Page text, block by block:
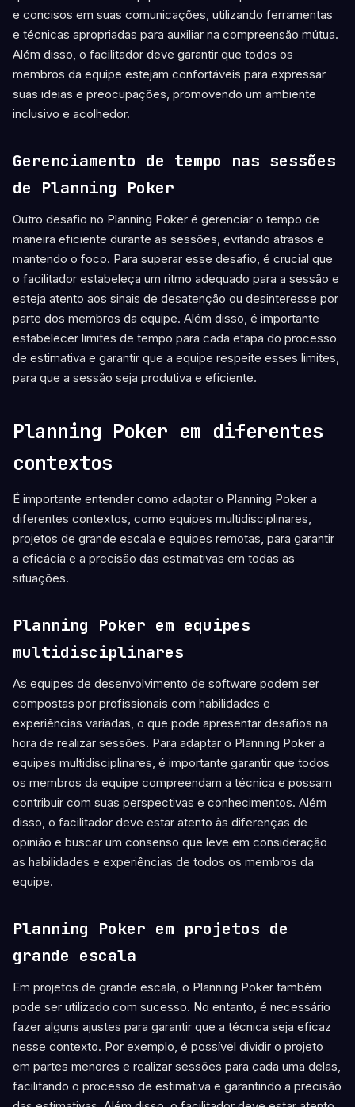
e concisos em suas comunicações, utilizando ferramentas
e técnicas apropriadas para auxiliar na compreensão mútua.
Além disso, o facilitador deve garantir que todos os
membros da equipe estejam confortáveis para expressar
suas ideias e preocupações, promovendo um ambiente
inclusivo e acolhedor.
Gerenciamento de tempo nas sessões
de Planning Poker
Outro desafio no Planning Poker é gerenciar o tempo de
maneira eficiente durante as sessões, evitando atrasos e
mantendo o foco. Para superar esse desafio, é crucial que
o facilitador estabeleça um ritmo adequado para a sessão e
esteja atento aos sinais de desatenção ou desinteresse por
parte dos membros da equipe. Além disso, é importante
estabelecer limites de tempo para cada etapa do processo
de estimativa e garantir que a equipe respeite esses limites,
para que a sessão seja produtiva e eficiente.
Planning Poker em diferentes
contextos
É importante entender como adaptar o Planning Poker a
diferentes contextos, como equipes multidisciplinares,
projetos de grande escala e equipes remotas, para garantir
a eficácia e a precisão das estimativas em todas as
situações.
Planning Poker em equipes
multidisciplinares
As equipes de desenvolvimento de software podem ser
compostas por profissionais com habilidades e
experiências variadas, o que pode apresentar desafios na
hora de realizar sessões. Para adaptar o Planning Poker a
equipes multidisciplinares, é importante garantir que todos
os membros da equipe compreendam a técnica e possam
contribuir com suas perspectivas e conhecimentos. Além
disso, o facilitador deve estar atento às diferenças de
opinião e buscar um consenso que leve em consideração
as habilidades e experiências de todos os membros da
equipe.
Planning Poker em projetos de
grande escala
Em projetos de grande escala, o Planning Poker também
pode ser utilizado com sucesso. No entanto, é necessário
fazer alguns ajustes para garantir que a técnica seja eficaz
nesse contexto. Por exemplo, é possível dividir o projeto
em partes menores e realizar sessões para cada uma delas,
facilitando o processo de estimativa e garantindo a precisão